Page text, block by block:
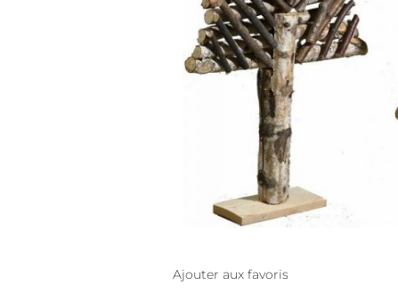
Ajouter aux favoris